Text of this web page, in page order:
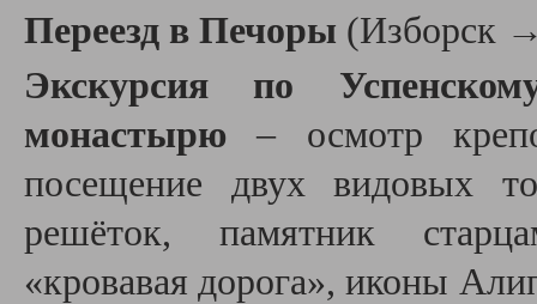
Переезд в Печоры (Изборск
Экскурсия по
монастырю – осмотр
посещение двух видовых
решёток, памятник
«кровавая дорога», иконы